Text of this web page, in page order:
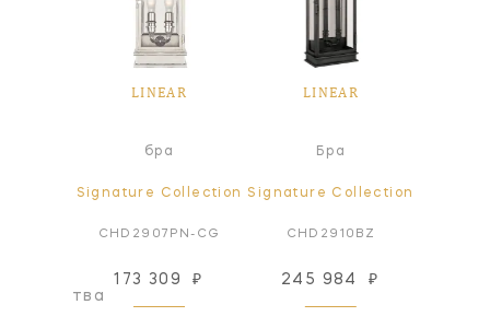
LINEAR
бра
Signature Collection
CHD2907PN-CG
173 309 ₽
LINEAR
Бра
Signature Collection
CHD2910BZ
245 984 ₽